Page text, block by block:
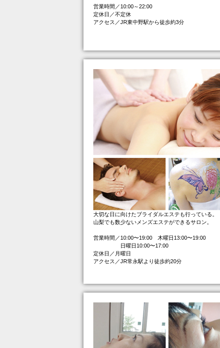
営業時間／10:00～22:00
定休日／不定休
アクセス／JR東中野駅から徒歩約3分
大切な日に向けたブライダルエステも行っている。
山梨でも数少ないメンズエステができるサロン。
営業時間／10:00〜19:00 木曜日13:00〜19:00
日曜日10:00〜17:00
定休日／月曜日
アクセス／JR常永駅より徒歩約20分